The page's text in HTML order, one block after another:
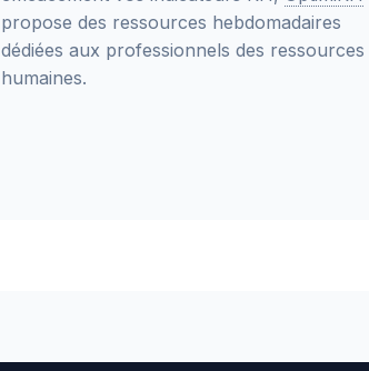
propose des ressources hebdomadaires
dédiées aux professionnels des ressources
humaines.